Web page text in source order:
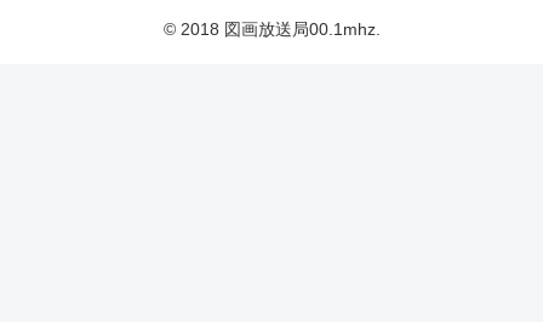
© 2018 図画放送局00.1mhz.